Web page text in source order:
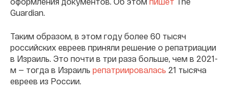
Guardian.
Таким образом, в этом году более 60 тысяч
российских евреев приняли решение о репатриации
в Израиль. Это почти в три раза больше, чем в 2021-
м — тогда в Израиль репатриировалась 21 тысяча
евреев из России.